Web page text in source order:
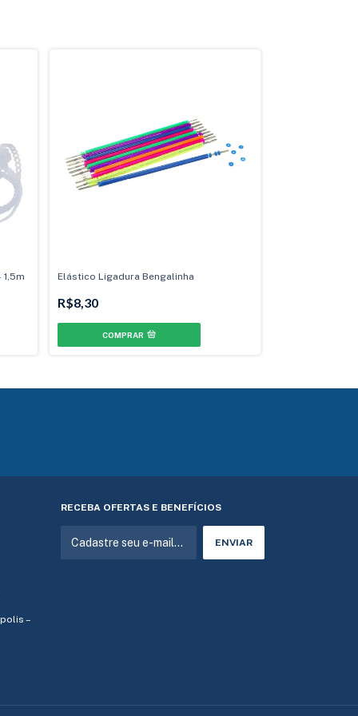
Elástico Ligadura Bengalinha
R$8,30
COMPRAR
–
RECEBA OFERTAS E BENEFÍCIOS